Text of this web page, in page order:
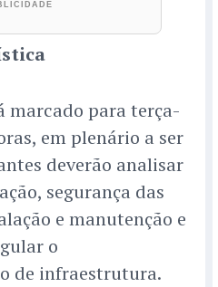
marcado para terça-
em plenário a ser
deverão analisar
segurança das
e manutenção e
o
de infraestrutura.